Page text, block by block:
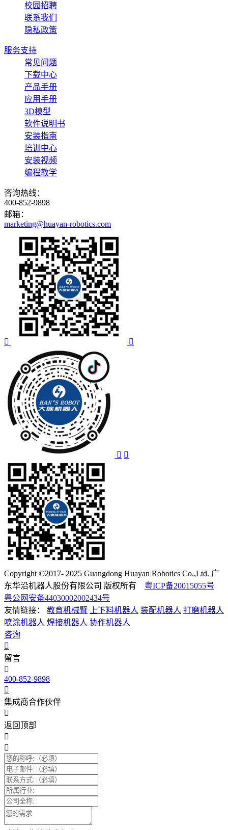
校园招聘
联系我们
隐私政策
服务支持
常见问题
下载中心
产品手册
应用手册
3D模型
软件说明书
安装指南
培训中心
安装视频
编程教学
咨询热线：
400-852-9898
邮箱：
marketing@huayan-robotics.com
Copyright ©2017- 2025 Guangdong Huayan Robotics Co.,Ltd. 广
东华沿机器人股份有限公司 版权所有 粤ICP备20015055号
粤公网安备44030002002434号
友情链接：
教育机械臂 上下料机器人 装配机器人 打磨机器人
喷涂机器人 焊接机器人 协作机器人
咨询
留言
400-852-9898
集成商合作伙伴
返回顶部